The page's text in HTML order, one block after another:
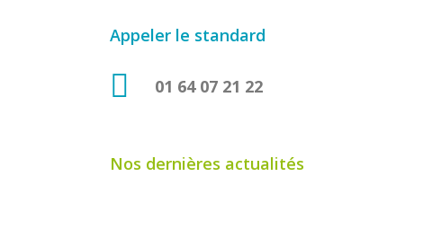
Appeler le standard
01 64 07 21 22
Nos dernières actualités